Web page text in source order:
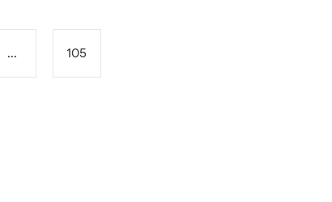
... 105